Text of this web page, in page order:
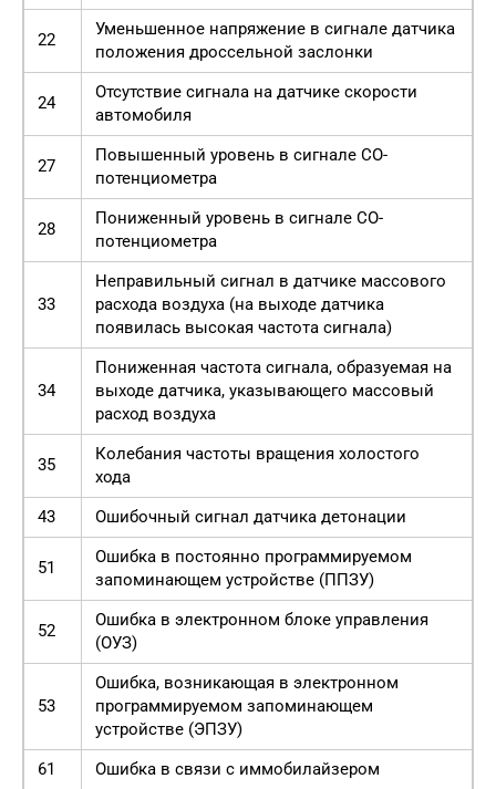
22
Уменьшенное напряжение в сигнале датчика
положения дроссельной заслонки
24
Отсутствие сигнала на датчике скорости
автомобиля
27
Повышенный уровень в сигнале СО-
потенциометра
28
Пониженный уровень в сигнале СО-
потенциометра
33
Неправильный сигнал в датчике массового
расхода воздуха (на выходе датчика
появилась высокая частота сигнала)
34
Пониженная частота сигнала, образуемая на
выходе датчика, указывающего массовый
расход воздуха
35
Колебания частоты вращения холостого
хода
43
Ошибочный сигнал датчика детонации
51
Ошибка в постоянно программируемом
запоминающем устройстве (ППЗУ)
52
Ошибка в электронном блоке управления
(ОУЗ)
53
Ошибка, возникающая в электронном
программируемом запоминающем
устройстве (ЭПЗУ)
61
Ошибка в связи с иммобилайзером